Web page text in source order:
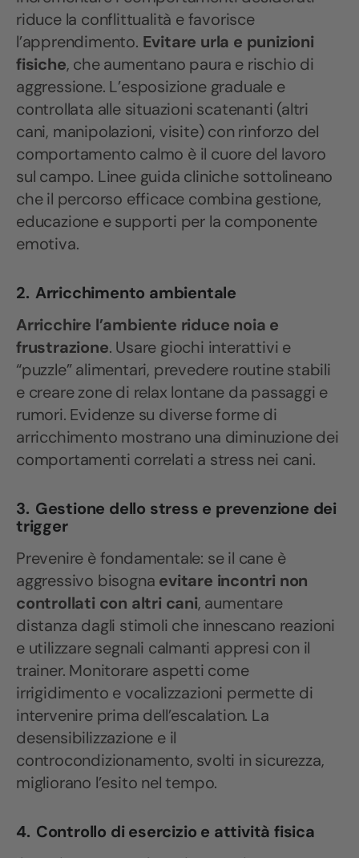
riduce la conflittualità e favorisce
l’apprendimento. Evitare urla e punizioni
fisiche, che aumentano paura e rischio di
aggressione. L’esposizione graduale e
controllata alle situazioni scatenanti (altri
cani, manipolazioni, visite) con rinforzo del
comportamento calmo è il cuore del lavoro
sul campo. Linee guida cliniche sottolineano
che il percorso efficace combina gestione,
educazione e supporti per la componente
emotiva.
2. Arricchimento ambientale
Arricchire l’ambiente riduce noia e
frustrazione. Usare giochi interattivi e
“puzzle” alimentari, prevedere routine stabili
e creare zone di relax lontane da passaggi e
rumori. Evidenze su diverse forme di
arricchimento mostrano una diminuzione dei
comportamenti correlati a stress nei cani.
3. Gestione dello stress e prevenzione dei
trigger
Prevenire è fondamentale: se il cane è
aggressivo bisogna evitare incontri non
controllati con altri cani, aumentare
distanza dagli stimoli che innescano reazioni
e utilizzare segnali calmanti appresi con il
trainer. Monitorare aspetti come
irrigidimento e vocalizzazioni permette di
intervenire prima dell’escalation. La
desensibilizzazione e il
controcondizionamento, svolti in sicurezza,
migliorano l’esito nel tempo.
4. Controllo di esercizio e attività fisica